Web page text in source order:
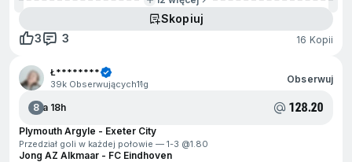
Skopiuj
3
3 16 Kopii
Ł********
39k Obserwujących11g Obserwuj
8Za 18h 128.20
Plymouth Argyle - Exeter City
Przedział goli w każdej połowie — 1-3 @1.80
Jong AZ Alkmaar - FC Eindhoven